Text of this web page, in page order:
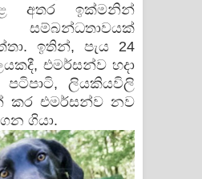
අතර ඉක්මනින්
ඉතින්, පැය 24
එමර්සන්ව හදා
පටිපාටි, ලියකියවිලි
කර එමර්සන්ව නව
ගියා.